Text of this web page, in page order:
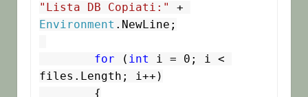
"Lista DB Copiati:"
Environment .NewLine;
for ( int i = 0; i <
files.Length; i++)